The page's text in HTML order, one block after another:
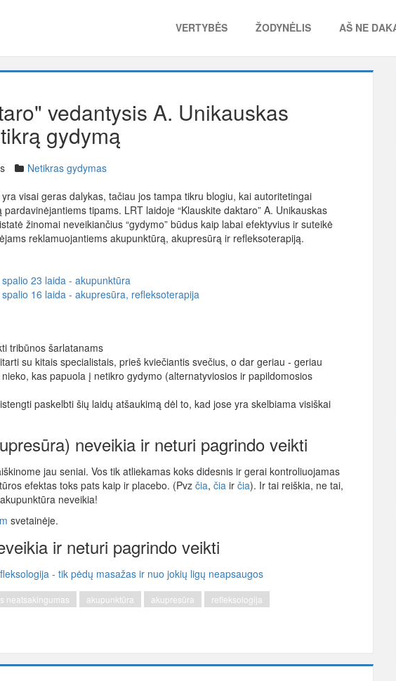
VERTYBĖS ŽODYNĖLIS AŠ NE
vedantysis A. Unikauskas
gydymą
Netikras gydymas
visai geras dalykas, tačiau jos tampa tikru blogiu, kai autoritetingai
tipams. LRT laidoje “Klauskite daktaro” A. Unikauskas
žinomai neveikiančius “gydymo” būdus kaip labai efektyvius ir suteikė
reklamuojantiems akupunktūrą, akupresūrą ir refleksoterapiją.
23 laida - akupunktūra
16 laida - akupresūra, refleksoterapija
tribūnos šarlatanams
su kitais specialistais, prieš kviečiantis svečius, o dar geriau - geriau
kas papuola į netikro gydymo (alternatyviosios ir papildomosios
paskelbti šių laidų atšaukimą dėl to, kad jose yra skelbiama visiškai
neveikia ir neturi pagrindo veikti
jau seniai. Vos tik atliekamas koks didesnis ir gerai kontroliuojamas
efektas toks pats kaip ir placebo. (Pvz čia, čia ir čia). Ir tai reiškia, ne tai,
neveikia!
svetainėje.
ir neturi pagrindo veikti
- tik pėdų masažas ir nuo jokių ligų neapsaugos
neatsakingumas akupunktūra akupresūra refleksologija